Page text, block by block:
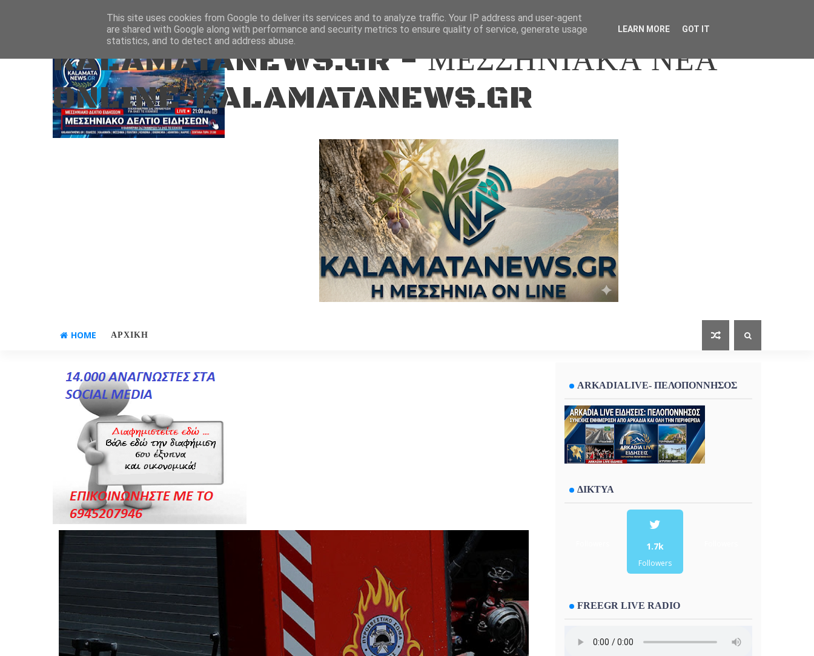
Aug 8, 2026
KALAMATANEWS.GR - ΜΕΣΣΗΝΙΑΚΑ ΝΕΑ
ONLINE-KALAMATANEWS.GR
HOME ΑΡΧΙΚΗ
ARKADIALIVE- ΠΕΛΟΠΟΝΝΗΣΟΣ
ΔΙΚΤΥΑ
1.7k
Followers
FREEGR LIVE RADIO
This site uses cookies from Google to deliver its services and to analyze traffic. Your IP address and user-agent
are shared with Google along with performance and security metrics to ensure quality of service, generate usage
statistics, and to detect and address abuse.
LEARN MORE GOT IT